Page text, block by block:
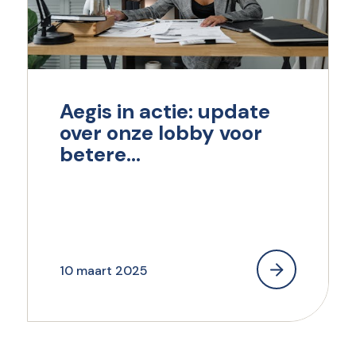
Aegis in actie: update
over onze lobby voor
betere
10 maart 2025